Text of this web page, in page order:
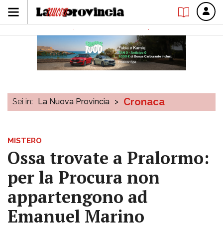
Sei in: La Nuova Provincia > Cronaca
MISTERO
Ossa trovate a Pralormo:
per la Procura non
appartengono ad
Emanuel Marino